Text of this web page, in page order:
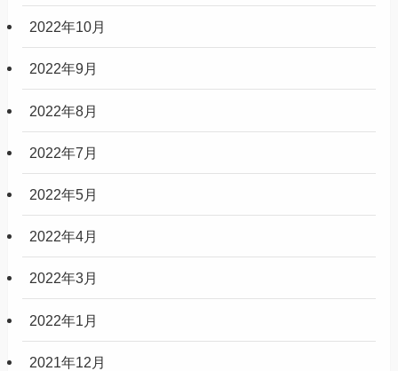
2022年10月
2022年9月
2022年8月
2022年7月
2022年5月
2022年4月
2022年3月
2022年1月
2021年12月